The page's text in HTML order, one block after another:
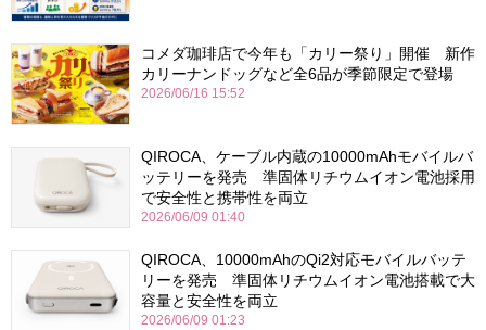
コメダ珈琲店で今年も「カリー祭り」開催 新作
カリーナンドッグなど全6品が季節限定で登場
2026/06/16 15:52
QIROCA、ケーブル内蔵の10000mAhモバイルバ
ッテリーを発売 準固体リチウムイオン電池採用
で安全性と携帯性を両立
2026/06/09 01:40
QIROCA、10000mAhのQi2対応モバイルバッテ
リーを発売 準固体リチウムイオン電池搭載で大
容量と安全性を両立
2026/06/09 01:23